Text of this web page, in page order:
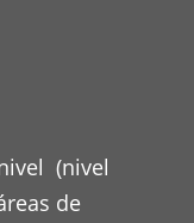
(nivel
de